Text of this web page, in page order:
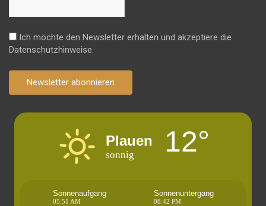
Ich möchte den Newsletter erhalten und akzeptiere die
Datenschutzhinweise.
Newsletter abonnieren
Plauen
sonnig 12°
Sonnenaufgang
05:51 AM
Sonnenuntergang
08:42 PM